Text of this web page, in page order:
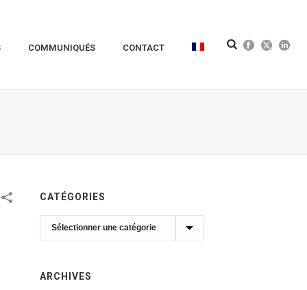
COMMUNIQUÉS CONTACT
CATÉGORIES
Catégories
ARCHIVES